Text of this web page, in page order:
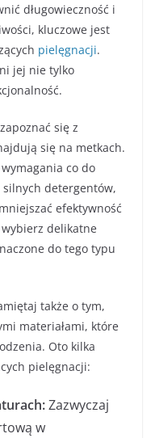
długowieczność i
kluczowe jest
pielęgnacji.
jej nie tylko
się z
się na metkach.
co do
detergentów,
efektywność
delikatne
do tego typu
także o tym,
materiałami, które
Oto kilka
pielęgnacji:
Zazwyczaj
w